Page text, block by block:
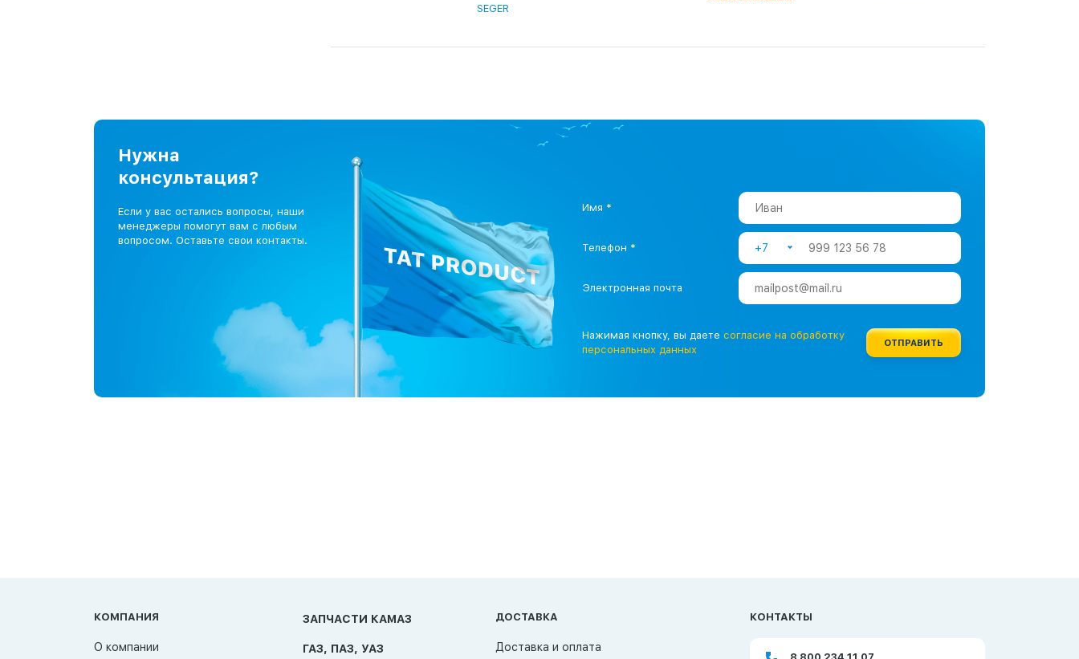
SEGER
Нужна
консультация?
Если у вас остались вопросы, наши
менеджеры помогут вам с любым
вопросом. Оставьте свои контакты.
Имя *
Телефон * +7
Электронная почта
Нажимая кнопку, вы даете согласие на обработку
персональных данных
ОТПРАВИТЬ
КОМПАНИЯ
О компании
ЗАПЧАСТИ КАМАЗ
ГАЗ, ПАЗ, УАЗ
ДОСТАВКА
Доставка и оплата
КОНТАКТЫ